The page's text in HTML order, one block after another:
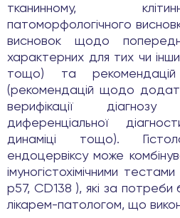
тканинному,
патоморфологічного
висновок щодо
характерних для тих чи
тощо) та рекомендацій
(рекомендацій щодо
верифікації
диференціальної
динаміці тощо).
ендоцервіксу може
імуногістохімічними
p57, CD138 ), які за
лікарем-патологом, що